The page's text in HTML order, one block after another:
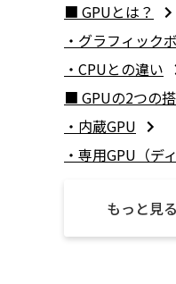
■ GPUとは？
・グラフィック
​・CPUとの違い
■ GPUの2つの
​・内蔵GPU
・専用GPU（デ
もっと見る